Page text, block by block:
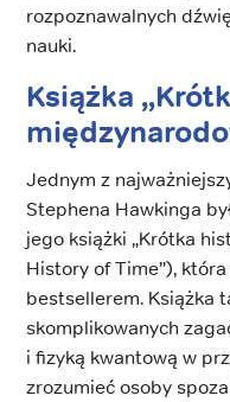
rozpoznawalnych
nauki.
Książka
Jednym z
Stephena Hawkinga
jego książki „Krótka
History of Time”),
bestsellerem. Książka
skomplikowanych
i fizyką kwantową w
zrozumieć osoby